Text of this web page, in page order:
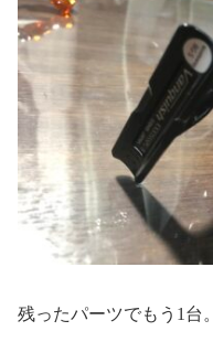
残ったパーツでもう1台。